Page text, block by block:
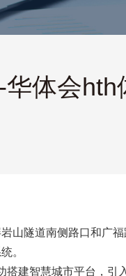
体会hth
山隧道南侧路口和广
。
建智慧城市平台，